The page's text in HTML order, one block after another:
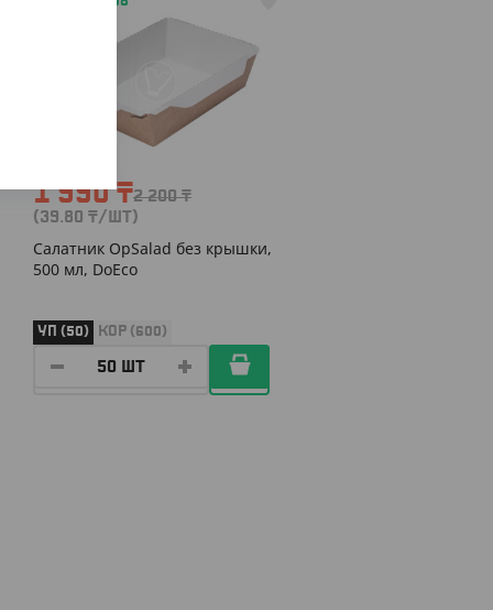
1 990₸2 200₸
(39.80 ₸/ШТ)
Салатник OpSalad без крышки,
500 мл, DoEco
УП (50) КОР (600)